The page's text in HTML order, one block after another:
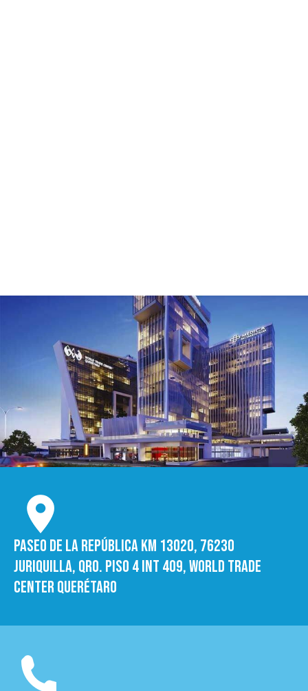
Paseo de la República Km 13020, 76230
Juriquilla, Qro. Piso 4 int 409, World trade
Center Querétaro